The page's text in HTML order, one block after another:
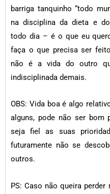
barriga tanquinho “todo
na disciplina da dieta e
todo dia – é o que eu
faça o que precisa ser
não é a vida do outro
indisciplinada demais.
OBS: Vida boa é algo
alguns, pode não ser bom
seja fiel as suas
futuramente não se
outros.
PS: Caso não queira